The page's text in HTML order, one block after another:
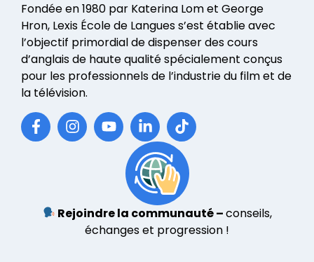
Fondée en 1980 par Katerina Lom et George
Hron, Lexis École de Langues s’est établie avec
l’objectif primordial de dispenser des cours
d’anglais de haute qualité spécialement conçus
pour les professionnels de l’industrie du film et de
la télévision.
Rejoindre la communauté –conseils,
échanges et progression !